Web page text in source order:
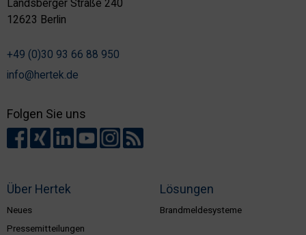
Über Hertek
Neues
Pressemitteilungen
Lösungen
Brandmeldesysteme
Landsberger Straße 240
12623 Berlin
+49 (0)30 93 66 88 950
info@hertek.de
Folgen Sie uns